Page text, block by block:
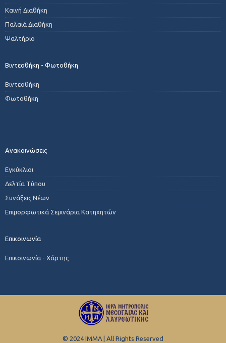
Καινή Διαθήκη
Παλαιά Διαθήκη
Ψαλτήριο
Βιντεοθήκη - Φωτοθήκη
Βιντεοθήκη
Φωτοθήκη
Ανακοινώσεις
Εγκύκλιοι
Δελτία Τύπου
Συνάξεις Νέων
Επιμορφωτικά Σεμινάρια Κατηχητών
Επικοινωνία
Επικοινωνία - Χάρτης
© 2024 ΙΜΜΛ | All Rights Reserved